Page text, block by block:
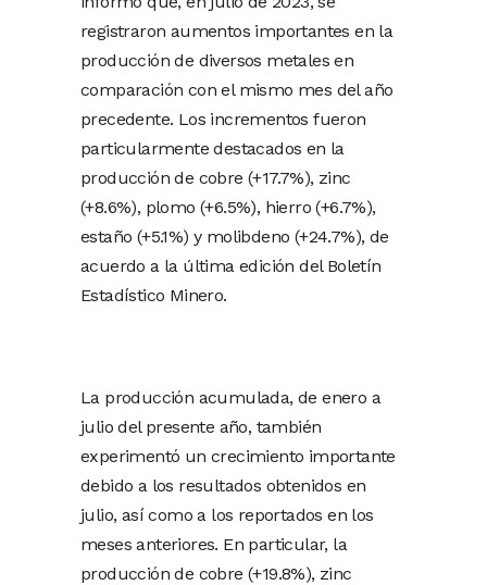
registraron aumentos importantes en la
producción de diversos metales en
comparación con el mismo mes del año
precedente. Los incrementos fueron
particularmente destacados en la
producción de cobre (+17.7%), zinc
(+8.6%), plomo (+6.5%), hierro (+6.7%),
estaño (+5.1%) y molibdeno (+24.7%), de
acuerdo a la última edición del Boletín
Estadístico Minero.
La producción acumulada, de enero a
julio del presente año, también
experimentó un crecimiento importante
debido a los resultados obtenidos en
julio, así como a los reportados en los
meses anteriores. En particular, la
producción de cobre (+19.8%), zinc